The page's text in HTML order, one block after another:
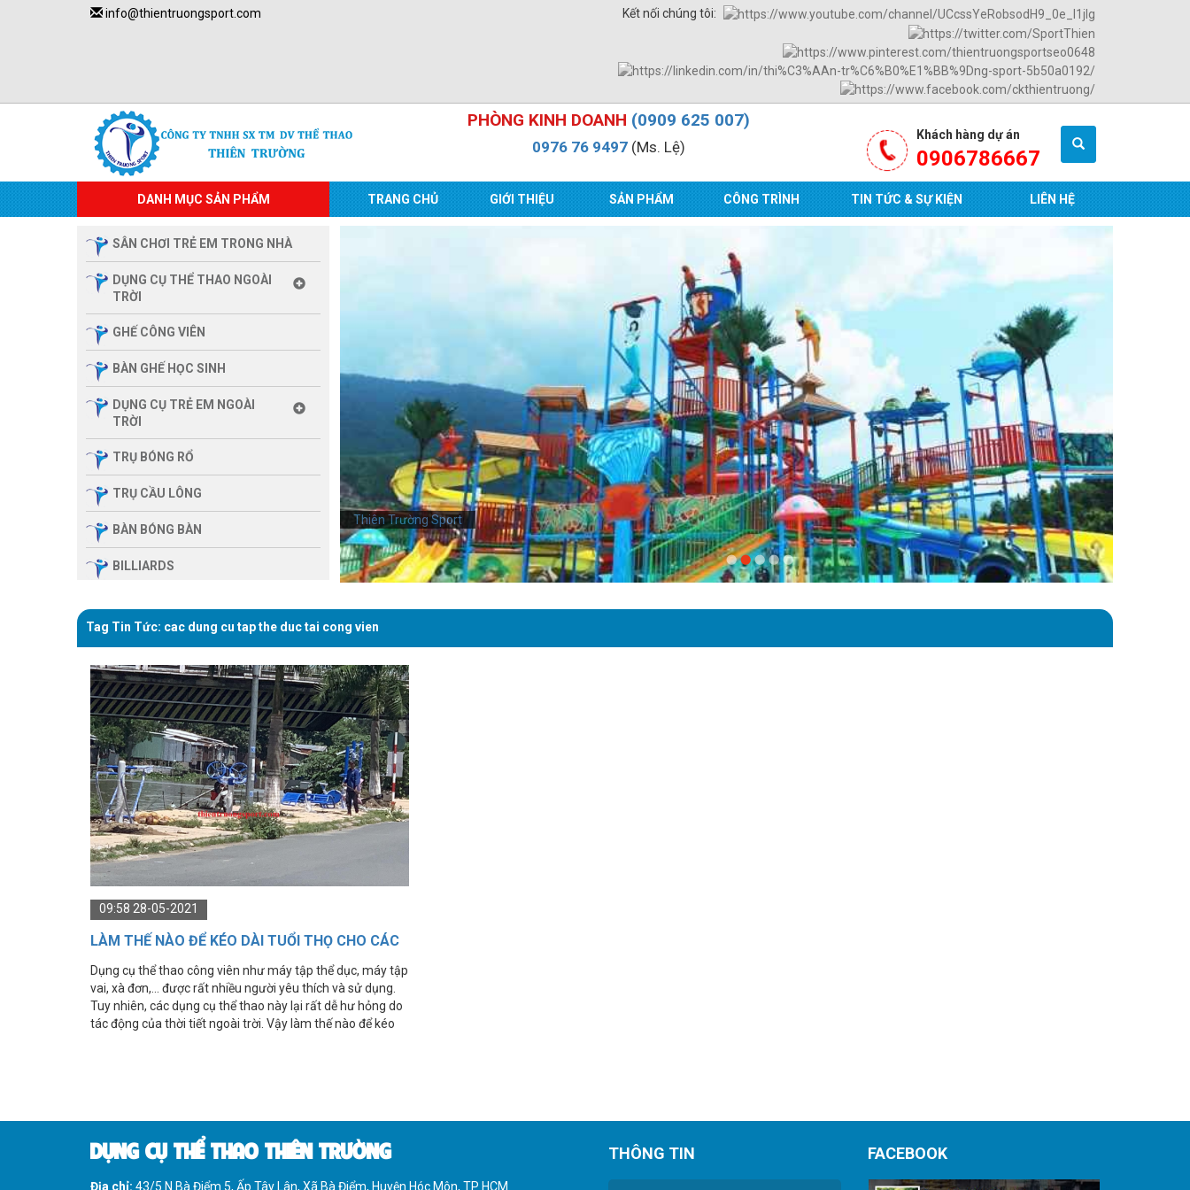
info@thientruongsport.com Kết nối chúng tôi:
PHÒNG KINH DOANH (0909 625 007)
0976 76 9497(Ms. Lệ)
Khách hàng dự án
0906786667
DANH MỤC SẢN PHẨM TRANG CHỦ GIỚI THIỆU SẢN PHẨM CÔNG TRÌNH TIN TỨC & SỰ KIỆN LIÊN HỆ
SÂN CHƠI TRẺ EM TRONG NHÀ
DỤNG CỤ THỂ THAO NGOÀI
TRỜI
GHẾ CÔNG VIÊN
BÀN GHẾ HỌC SINH
DỤNG CỤ TRẺ EM NGOÀI
TRỜI
TRỤ BÓNG RỔ
TRỤ CẦU LÔNG
BÀN BÓNG BÀN
BILLIARDS
ĐÌNH
THIẾT BỊ PHÒNG GYM MBH
FITNESS
GIÀN TẬP ĐA NĂNG
THIẾT BỊ PHÒNG GYM
IMPULSE FITNESS
THIẾT BỊ PHÒNG GYM THIÊN
TRƯỜNG
CỎ NHÂN TẠO
Thiên Trường Sport
Tag Tin Tức: cac dung cu tap the duc tai cong vien
09:58 28-05-2021
LÀM THẾ NÀO ĐỂ KÉO DÀI TUỔI THỌ CHO CÁC
DỤNG CỤ THỂ THAO CÔNG VIÊN?
Dụng cụ thể thao công viên như máy tập thể dục, máy tập
vai, xà đơn,... được rất nhiều người yêu thích và sử dụng.
Tuy nhiên, các dụng cụ thể thao này lại rất dễ hư hỏng do
tác động của thời tiết ngoài trời. Vậy làm thế nào để kéo
DỤNG CỤ THỂ THAO THIÊN TRƯỜNG
Địa chỉ: 43/5 N Bà Điểm 5, Ấp Tây Lân, Xã Bà Điểm, Huyện Hóc Môn, TP HCM
THÔNG TIN FACEBOOK